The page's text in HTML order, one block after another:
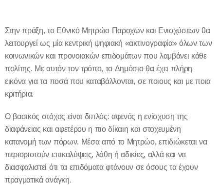
Στην πράξη, το Εθνικό Μητρώο Παροχών και Ενισχύσεων θα
λειτουργεί ως μία κεντρική ψηφιακή «ακτινογραφία» όλων των
κοινωνικών και προνοιακών επιδομάτων που λαμβάνει κάθε
πολίτης. Με αυτόν τον τρόπο, το Δημόσιο θα έχει πλήρη
εικόνα για τα ποσά που καταβάλλονται, σε ποιους και με ποια
κριτήρια.
Ο βασικός στόχος είναι διπλός: αφενός η ενίσχυση της
διαφάνειας και αφετέρου η πιο δίκαιη και στοχευμένη
κατανομή των πόρων. Μέσα από το Μητρώο, επιδιώκεται να
περιοριστούν επικαλύψεις, λάθη ή αδικίες, αλλά και να
διασφαλιστεί ότι τα επιδόματα φτάνουν σε όσους τα έχουν
πραγματικά ανάγκη.